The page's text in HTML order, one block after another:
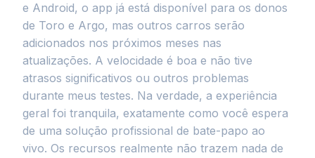
e Android, o app já está disponível para os donos
de Toro e Argo, mas outros carros serão
adicionados nos próximos meses nas
atualizações. A velocidade é boa e não tive
atrasos significativos ou outros problemas
durante meus testes. Na verdade, a experiência
geral foi tranquila, exatamente como você espera
de uma solução profissional de bate-papo ao
vivo. Os recursos realmente não trazem nada de